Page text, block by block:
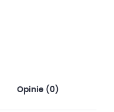
Opinie (0)